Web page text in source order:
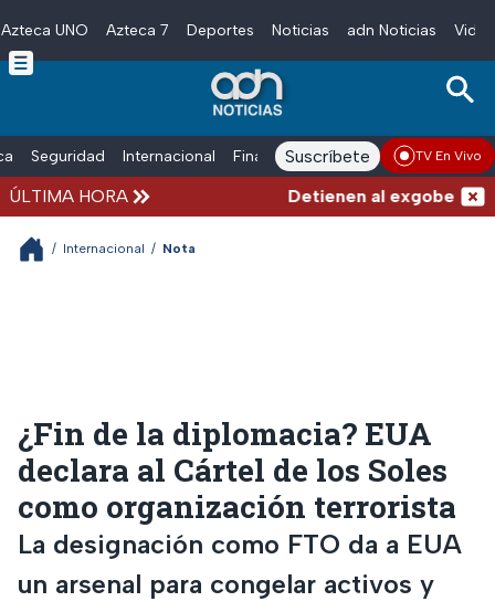
Skip to main content
Azteca UNO Azteca 7 Deportes Noticias adn Noticias
Seguridad Internacional Finanzas adn Noticias Radio
Suscríbete TV En Vivo
ÚLTIMA HORA Detienen al
/ Internacional / Nota
¿Fin de la diplomacia? EUA
declara al Cártel de los Soles
como organización terrorista
La designación como FTO da a EUA
un arsenal para congelar activos y